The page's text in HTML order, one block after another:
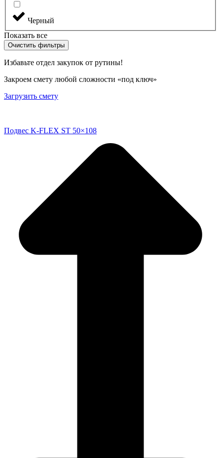
Черный
Показать все
Очистить фильтры
Избавьте отдел закупок от рутины!
Закроем смету любой сложности «под ключ»
Загрузить смету
Подвес K-FLEX ST 50×108